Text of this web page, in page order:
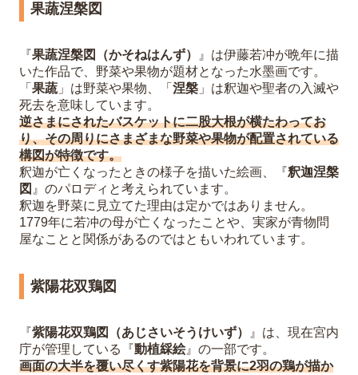
果蔬涅槃図
『果蔬涅槃図（かそねはんず）
』は伊藤若冲が晩年に描
いた作品で、野菜や果物が題材となった水墨画です。
「 果蔬 」は野菜や果物、「 涅槃 」は釈迦や聖者の入滅や
死去を意味しています。
逆さまにされたバスケットに二股大根が横たわってお
り、その周りにさまざまな野菜や果物が配置されている
構図が特徴です。
釈迦が亡くなったときの様子を描いた絵画、『釈迦涅槃
図 』のパロディと考えられています。
釈迦を野菜に見立てた理由は定かではありません。
1779年に若冲の母が亡くなったことや、実家が青物問
屋なことと関係があるのではともいわれています。
紫陽花双鶏図
『紫陽花双鶏図（あじさいそうけいず）
』は、現在宮内
庁が管理している『動植綵絵』の一部です。
画面の大半を覆い尽くす紫陽花を背景に2羽の鶏が描か